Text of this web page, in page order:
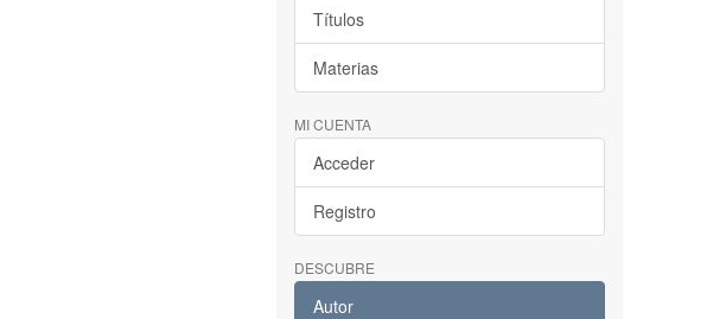
Títulos
Materias
MI CUENTA
Acceder
Registro
DESCUBRE
Autor